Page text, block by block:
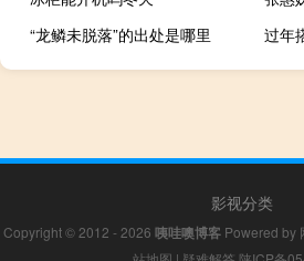
“龙鳞未脱落”的出处是哪里
过年
影视分类
Copyright © 2012 - 2026 咦哇噢博客 Powered by